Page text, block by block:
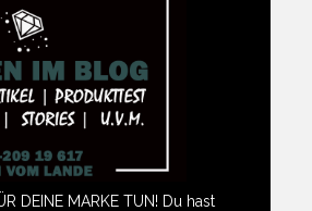
DEINE MARKE TUN! Du hast